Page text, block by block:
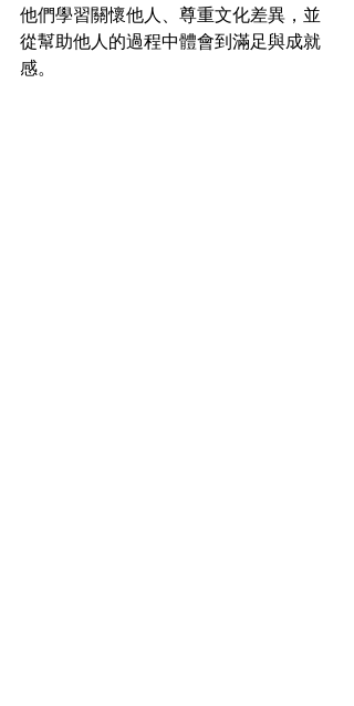
他們學習關懷他人、尊重文化差異，並
從幫助他人的過程中體會到滿足與成就
感。